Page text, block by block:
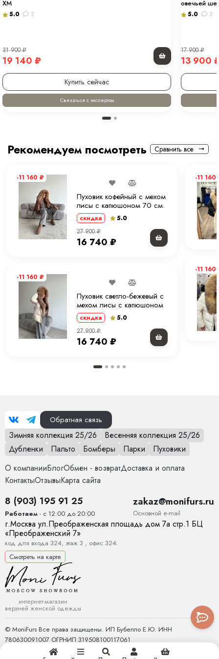
ХМ
5.0 2
31 900₽
19 140 ₽
Купить сейчас
Связаться с экспертом
овечьей
5.0 3
17 900₽
13 900
Рекомендуем посмотреть Сравнить все
-11 160 ₽
Пуховик кофейный с мехом
лисы с капюшоном 70 см.
ХМ
скидка
5.0
27 900₽
16 740 ₽
-11 160 ₽
Пуховик светло-бежевый с
мехом лисы с капюшоном
70 см. ХМ
скидка
5.0
27 900₽
16 740 ₽
-11 160
-11 160
Обратная связь
Зимняя коллекция 25/26
Весенняя коллекция 25/26
Дубленки
Пальто Бомберы Парки
Пуховики
О компанииБлогОбмен - возвратДоставка и оплата
КонтактыОтзывыКарта сайта
8 (903) 195 91 25
Работаем - с 12:00 до 20:00
zakaz@monifurs.ru
Основной е-mail
г.Москва ул.Преображенская площадь дом 7а стр.1 БЦ
«Преображенский 7»
код для входа 324, этаж 3 , офис 324.
Смотреть на карте
интернет-магазин
верхней женской одежды
© MoniFurs Все права защищены. ИП Бубелло Е.Ю. ИНН
780630091007 ОГРНИП 319508100117061